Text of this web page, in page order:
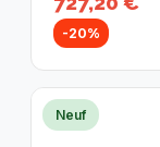
-20%
Neuf